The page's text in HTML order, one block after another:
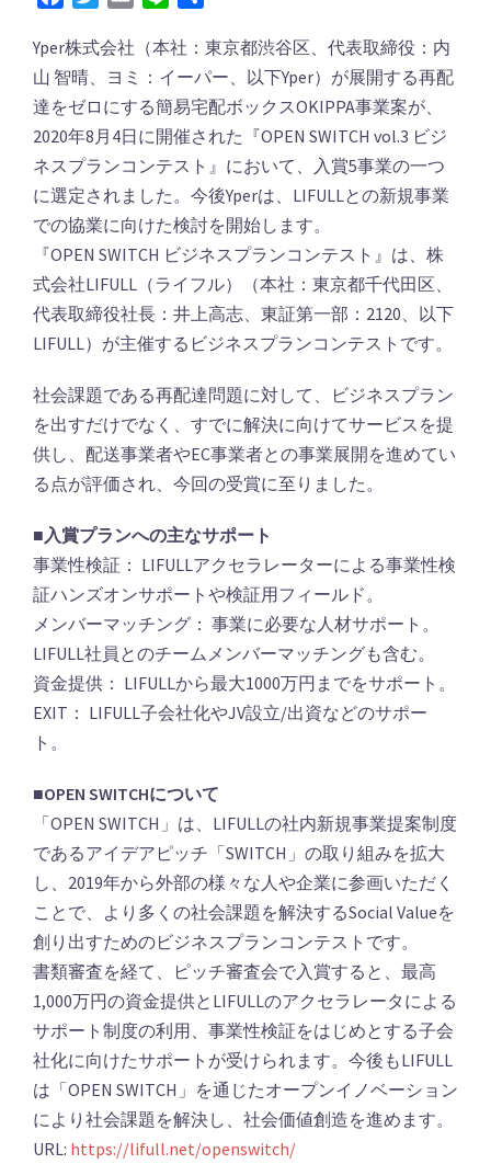
Yper株式会社（本社：東京都渋⾕区、代表取締役：内
⼭ 智晴、ヨミ：イーパー、以下Yper）が展開する再配
達をゼロにする簡易宅配ボックスOKIPPA事業案が、
2020年8月4日に開催された『OPEN SWITCH vol.3 ビジ
ネスプランコンテスト』において、入賞5事業の一つ
に選定されました。今後Yperは、LIFULLとの新規事業
での協業に向けた検討を開始します。
『OPEN SWITCH ビジネスプランコンテスト』は、株
式会社LIFULL（ライフル）（本社：東京都千代田区、
代表取締役社長：井上高志、東証第一部：2120、以下
LIFULL）が主催するビジネスプランコンテストです。
社会課題である再配達問題に対して、ビジネスプラン
を出すだけでなく、すでに解決に向けてサービスを提
供し、配送事業者やEC事業者との事業展開を進めてい
る点が評価され、今回の受賞に至りました。
■入賞プランへの主なサポート
事業性検証： LIFULLアクセラレーターによる事業性検
証ハンズオンサポートや検証用フィールド。
メンバーマッチング： 事業に必要な人材サポート。
LIFULL社員とのチームメンバーマッチングも含む。
資金提供： LIFULLから最大1000万円までをサポート。
EXIT： LIFULL子会社化やJV設立/出資などのサポー
ト。
■OPEN SWITCHについて
「OPEN SWITCH」は、LIFULLの社内新規事業提案制度
であるアイデアピッチ「SWITCH」の取り組みを拡大
し、2019年から外部の様々な人や企業に参画いただく
ことで、より多くの社会課題を解決するSocial Valueを
創り出すためのビジネスプランコンテストです。
書類審査を経て、ピッチ審査会で入賞すると、最高
1,000万円の資金提供とLIFULLのアクセラレータによる
サポート制度の利用、事業性検証をはじめとする子会
社化に向けたサポートが受けられます。今後もLIFULL
は「OPEN SWITCH」を通じたオープンイノベーション
により社会課題を解決し、社会価値創造を進めます。
URL: https://lifull.net/openswitch/